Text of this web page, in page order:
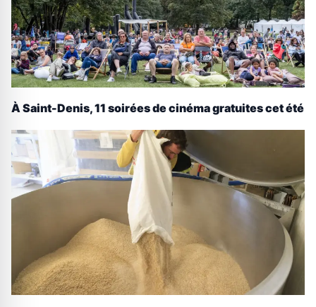
À Saint-Denis, 11 soirées de cinéma gratuites cet été